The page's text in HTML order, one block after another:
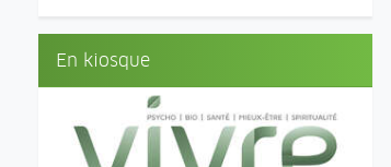
En kiosque